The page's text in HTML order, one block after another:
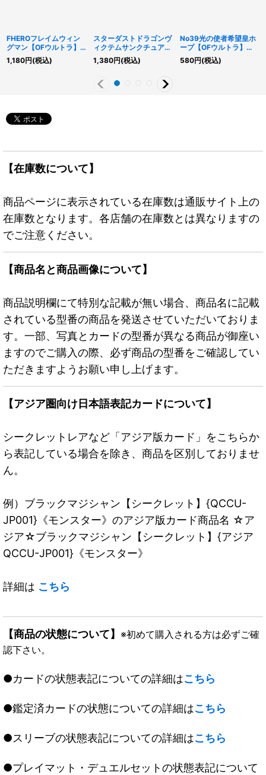
FHEROフレイムウィン
グマン【OFウルトラ】
{LOCH-JP005}《融
合》
1,180円(税込)
スターダストドラゴンヴ
ィクテムサンクチュアリ
【OFウルトラ】{LOCH-
JP007}《シンクロ》
1,380円(税込)
No39光の使者希望皇ホ
ープ【OFウルトラ】
{LOCH-JP010}《エク
シーズ》
580円(税込)
【在庫数について】
商品ページに表示されている在庫数は通販サイト上の
在庫数となります。各店舗の在庫数とは異なりますの
でご注意ください。
【商品名と商品画像について】
商品説明欄にて特別な記載が無い場合、商品名に記載
されている型番の商品を発送させていただいておりま
す。一部、写真とカードの型番が異なる商品が御座い
ますのでご購入の際、必ず商品の型番をご確認してい
ただきますようお願い申し上げます。
【アジア圏向け日本語表記カードについて】
シークレットレアなど「アジア版カード」をこちらか
ら表記している場合を除き、商品を区別しておりませ
ん。
例）ブラックマジシャン【シークレット】{QCCU-
JP001}《モンスター》のアジア版カード商品名 ☆ア
ジア☆ブラックマジシャン【シークレット】{アジア
QCCU-JP001}《モンスター》
詳細は こちら
【商品の状態について】 ※初めて購入される方は必ずご確
認下さい。
●カードの状態表記についての詳細はこちら
●鑑定済カードの状態についての詳細はこちら
●スリーブの状態表記についての詳細はこちら
●プレイマット・デュエルセットの状態表記について